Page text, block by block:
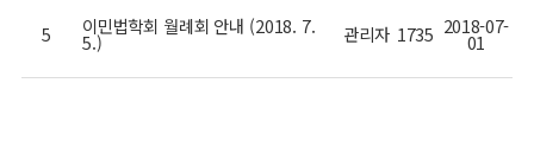
5 이민법학회 월례회 안내 (2018. 7.
5.) 관리자 1735 2018-07-
01